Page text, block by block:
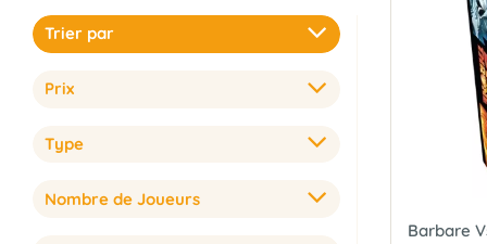
Trier par
Prix
Type
Nombre de Joueurs